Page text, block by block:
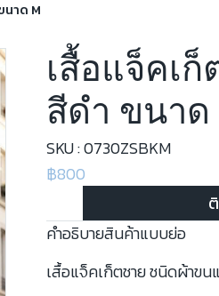
นาด M
เสื้อแจ็คเ
สีดำ ขนาด
SKU : 0730ZSBKM
฿800
คำอธิบายสินค้าแบบย่อ
เสื้อแจ็คเก็ตชาย ชนิดผ้าขน